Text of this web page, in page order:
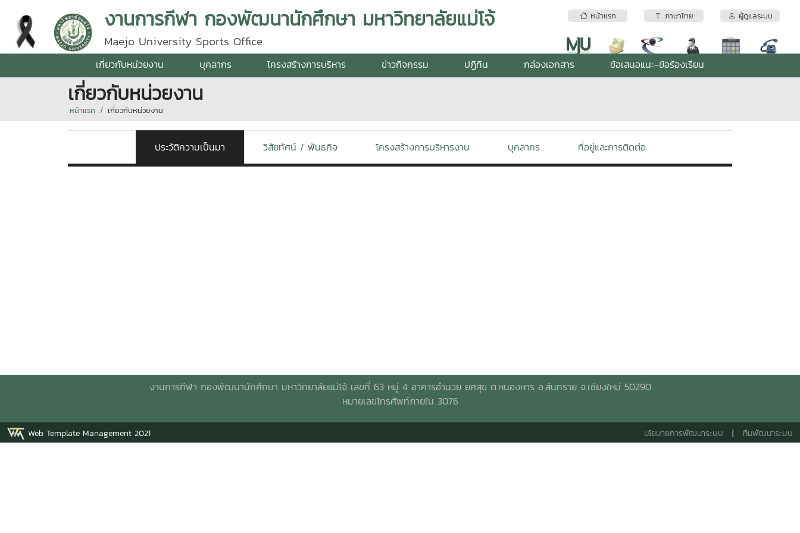
หน้าแรก ภาษาไทย ผู้ดูแลระบบ
งานการกีฬา กองพัฒนานักศึกษา มหาวิทยาลัยแม่โจ้
Maejo University Sports Office
เกี่ยวกับหน่วยงาน บุคลากร โครงสร้างการบริหาร ข่าวกิจกรรม ปฏิทิน กล่องเอกสาร ข้อเสนอแนะ-ข้อร้องเรียน
เกี่ยวกับหน่วยงาน
หน้าแรก เกี่ยวกับหน่วยงาน
ประวัติความเป็นมา วิสัยทัศน์ / พันธกิจ โครงสร้างการบริหารงาน บุคลากร ที่อยู่และการติดต่อ
งานการกีฬา กองพัฒนานักศึกษา มหาวิทยาลัยแม่โจ้ เลขที่ 63 หมู่ 4 อาคารอำนวย ยศสุข ต.หนองหาร อ.สันทราย จ.เชียงใหม่ 50290
หมายเลขโทรศัพท์ภายใน 3076
Web Template Management 2021 นโยบายการพัฒนาระบบ | ทีมพัฒนาระบบ